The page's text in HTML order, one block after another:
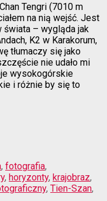
Tengri (7010 m
na nią wejść. Jest
– wygląda jak
K2 w Karakorum,
tłumaczy się jako
nie udało mi
wysokogórskie
i różnie by się to
, fotografia,
, horyzonty, krajobraz,
, Tien-Szan,